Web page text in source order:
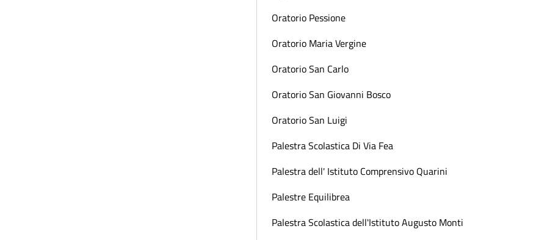
Oratorio Pessione
Oratorio Maria Vergine
Oratorio San Carlo
Oratorio San Giovanni Bosco
Oratorio San Luigi
Palestra Scolastica Di Via Fea
Palestra dell' Istituto Comprensivo Quarini
Palestre Equilibrea
Palestra Scolastica dell'Istituto Augusto Monti